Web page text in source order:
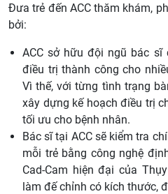
Đưa trẻ đến ACC thăm khám,
bởi:
ACC sở hữu đội ngũ bác sĩ
điều trị thành công cho
Vì thế, với từng tình trạng
xây dựng kế hoạch điều trị
tối ưu cho bệnh nhân.
Bác sĩ tại ACC sẽ kiểm tra
mỗi trẻ bằng công nghệ
Cad-Cam hiện đại của
làm đế chỉnh có kích thước,